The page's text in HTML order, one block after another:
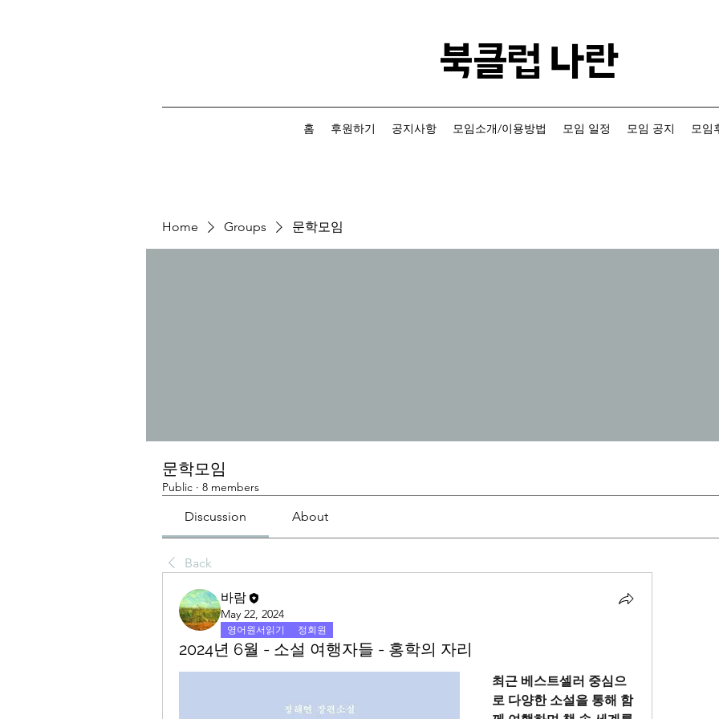
​북클럽 나란
홈 후원하기 공지사항 모임소개/이용방법 모임 일정 모임 공지 모임
Home Groups 문학모임
문학모임
Public · 8 members
Discussion About
Back
바람
May 22, 2024
영어원서읽기 정회원
2024년 6월 - 소설 여행자들 - 홍학의 자리
최근 베스트셀러 중심으
로 다양한 소설을 통해 함